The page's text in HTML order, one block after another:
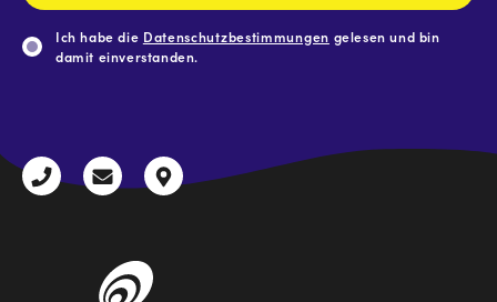
Ich habe die Datenschutzbestimmungen gelesen und bin
damit einverstanden.
+43
radio@freequenns.at
Kulturhausstraße